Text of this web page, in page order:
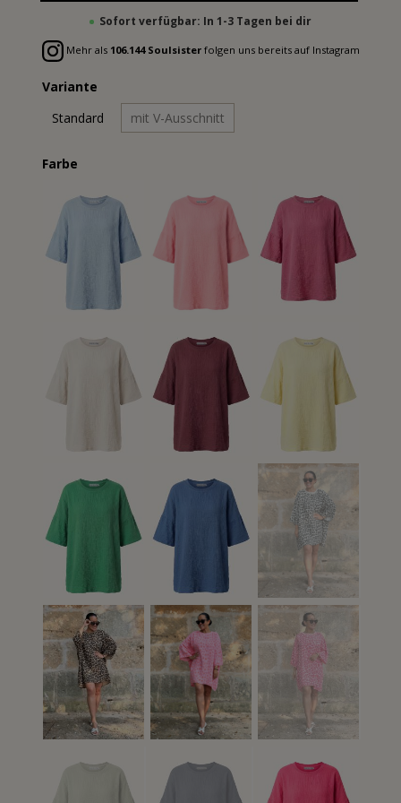
Sofort verfügbar: In 1-3 Tagen bei dir
Mehr als 106.144 Soulsisterfolgen uns bereits auf Instagram
Variante
Standard
mit V-Ausschnitt
Farbe